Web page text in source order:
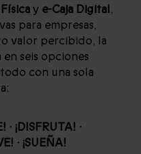
y e-Caja Digital,
para empresas,
valor percibido, la
seis opciones
con una sola
· ¡DISFRUTA! ·
· ¡SUEÑA!